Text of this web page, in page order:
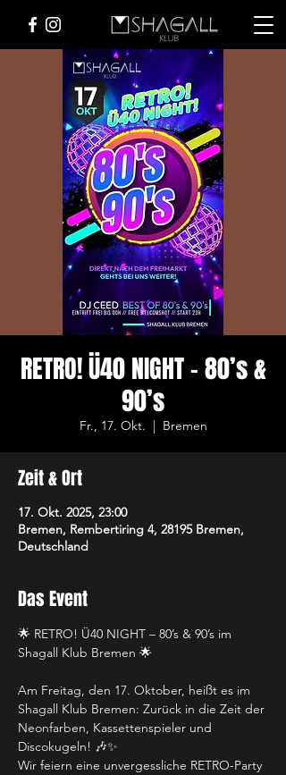
RETRO! Ü40 NIGHT – 80’s &
90’s
Fr., 17. Okt.
  |
Bremen
Zeit & Ort
17. Okt. 2025, 23:00
Bremen, Rembertiring 4, 28195 Bremen,
Deutschland
Das Event
🌟 RETRO! Ü40 NIGHT – 80’s & 90’s im
Shagall Klub Bremen 🌟
Am Freitag, den 17. Oktober, heißt es im
Shagall Klub Bremen: Zurück in die Zeit der
Neonfarben, Kassettenspieler und
Discokugeln! 🎶✨
Wir feiern eine unvergessliche RETRO-Party